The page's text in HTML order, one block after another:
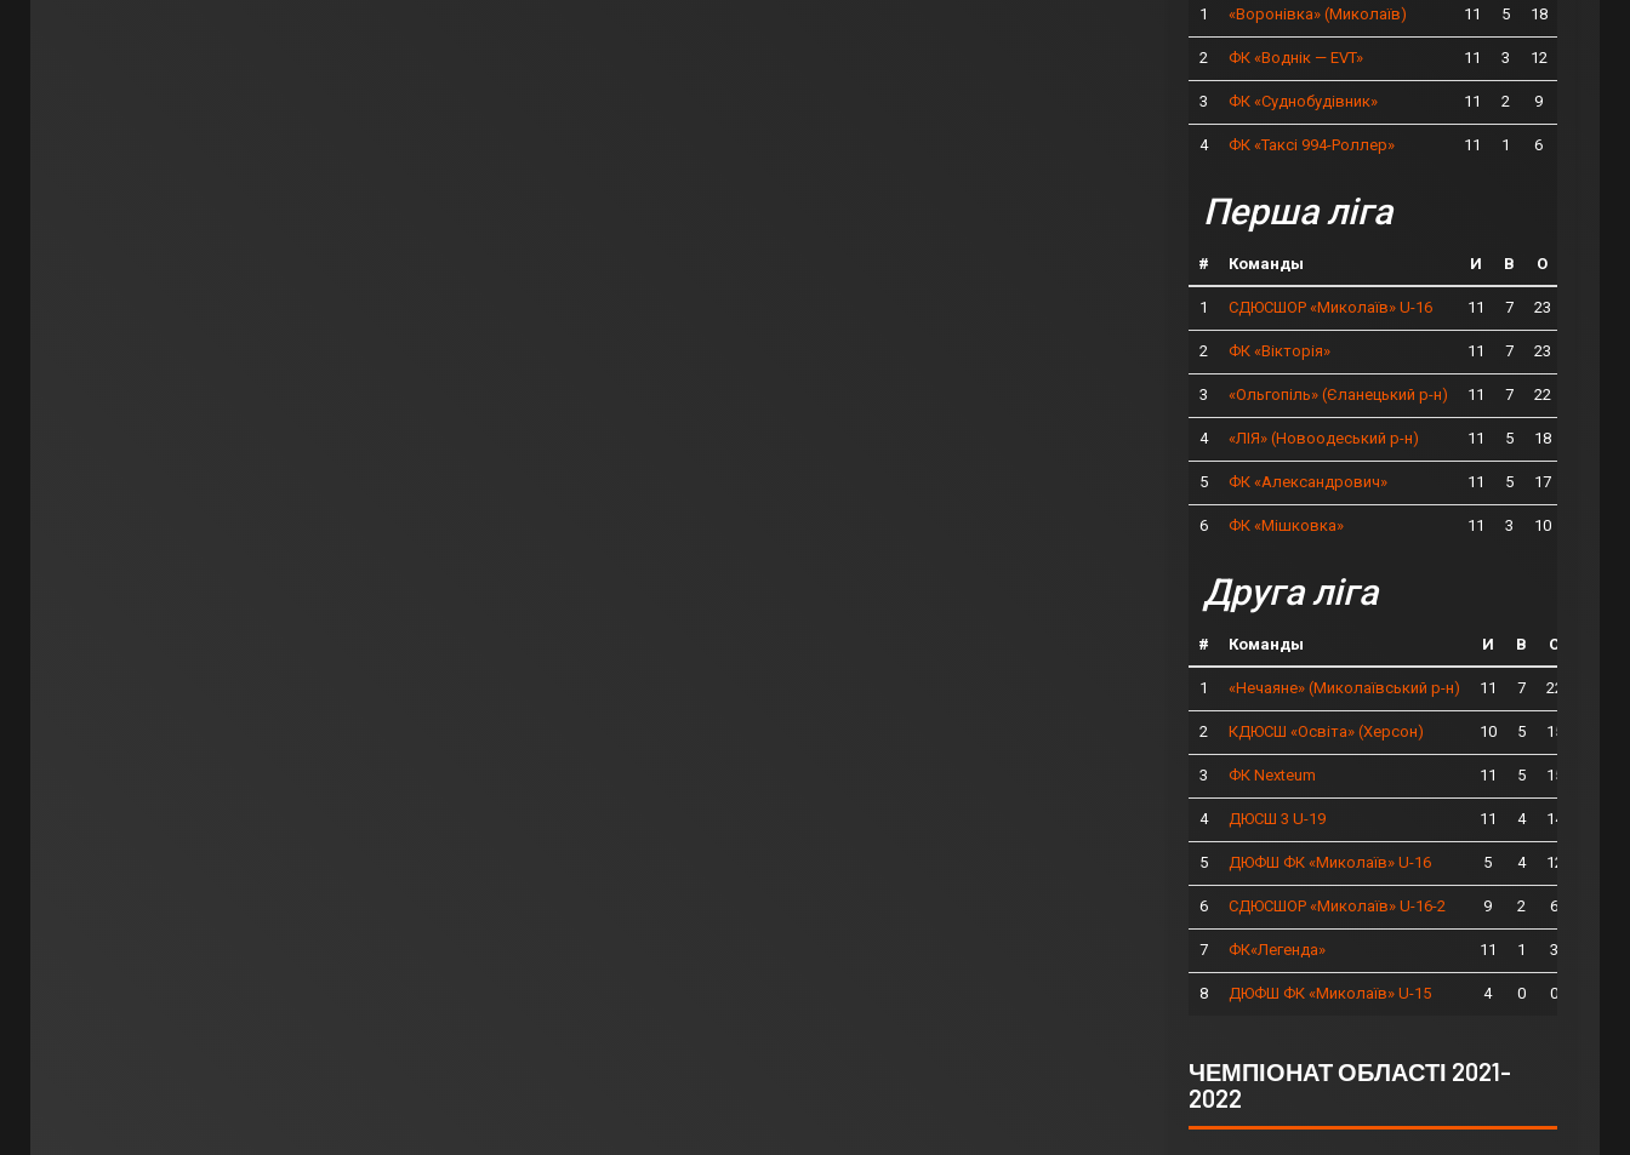
1 «Воронівка» (Миколаїв) 11 5 18
2 ФК «Воднік — EVT» 11 3 12
3 ФК «Суднобудівник» 11 2 9
4 ФК «Таксі 994-Роллер» 11 1 6
Перша ліга
# Команды И В О
1 СДЮСШОР «Миколаїв» U-16 11 7 23
2 ФК «Вікторія» 11 7 23
3 «Ольгопіль» (Єланецький р-н) 11 7 22
4 «ЛІЯ» (Новоодеський р-н) 11 5 18
5 ФК «Александрович» 11 5 17
6 ФК «Мішковка» 11 3 10
Друга ліга
# Команды И В О
1 «Нечаяне» (Миколаївський р-н) 11 7 22
2 КДЮСШ «Освіта» (Херсон) 10 5 15
3 ФК Nexteum 11 5 15
4 ДЮСШ 3 U-19 11 4 14
5 ДЮФШ ФК «Миколаїв» U-16 5 4 12
6 СДЮСШОР «Миколаїв» U-16-2 9 2 6
7 ФК«Легенда» 11 1 3
8 ДЮФШ ФК «Миколаїв» U-15 4 0 0
ЧЕМПІОНАТ ОБЛАСТІ 2021-
2022